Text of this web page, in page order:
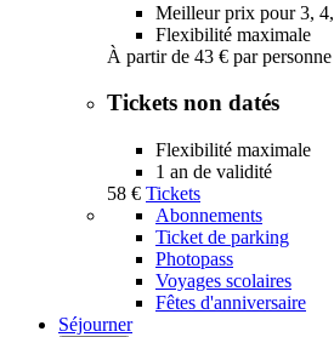
Meilleur prix pour 3,
Flexibilité maximale
À partir de 43 € par personne
Tickets non datés
Flexibilité maximale
1 an de validité
58 € Tickets
Abonnements
Ticket de parking
Photopass
Voyages scolaires
Fêtes d'anniversaire
Séjourner